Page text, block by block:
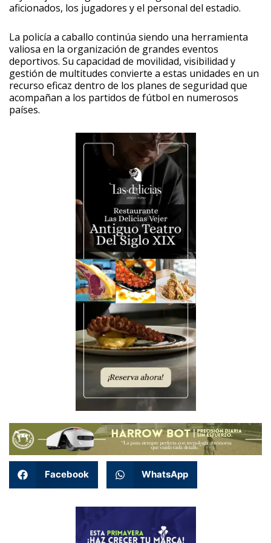
aficionados, los jugadores y el personal del estadio.
La policía a caballo continúa siendo una herramienta
valiosa en la organización de grandes eventos
deportivos. Su capacidad de movilidad, visibilidad y
gestión de multitudes convierte a estas unidades en un
recurso eficaz dentro de los planes de seguridad que
acompañan a los partidos de fútbol en numerosos
países.
Facebook WhatsApp